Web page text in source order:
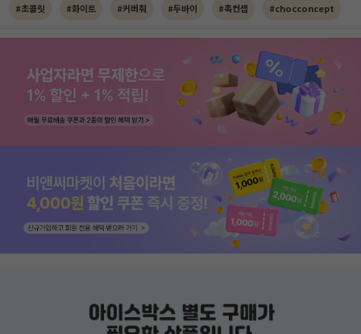
#초콜릿 #화이트 #커버춰 #두바이 #촉컨셉 #chocconcept